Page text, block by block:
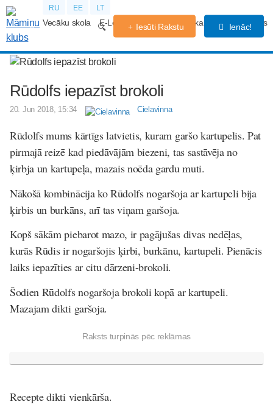
RU EE LT
Vecāku skola E-Lekcijas Grūtniecības kalendārs Forums
Iesūti Rakstu Ienāc!
Rūdolfs iepazīst brokoli
20. Jun 2018, 15:34 Cielavinna
Rūdolfs mums kārtīgs latvietis, kuram garšo kartupelis. Pat
pirmajā reizē kad piedāvājām biezeni, tas sastāvēja no
ķirbja un kartupeļa, mazais noēda gardu muti.
Nākošā kombinācija ko Rūdolfs nogaršoja ar kartupeli bija
ķirbis un burkāns, arī tas viņam garšoja.
Kopš sākām piebarot mazo, ir pagājušas divas nedēļas,
kurās Rūdis ir nogaršojis ķirbi, burkānu, kartupeli. Pienācis
laiks iepazīties ar citu dārzeni-brokoli.
Šodien Rūdolfs nogaršoja brokoli kopā ar kartupeli.
Mazajam dikti garšoja.
Raksts turpinās pēc reklāmas
Recepte dikti vienkārša.